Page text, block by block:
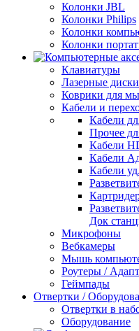
Колонки JBL
Колонки Philips
Колонки
Колонки
Клавиатуры
Лазерные диски
Коврики для
Кабели и
Кабели
Прочее
Кабели
Кабели
Кабели
Док
Микрофоны
Вебкамеры
Мышь
Роутеры /
Геймпады
Отвертки /
Отвертки в
Оборудование